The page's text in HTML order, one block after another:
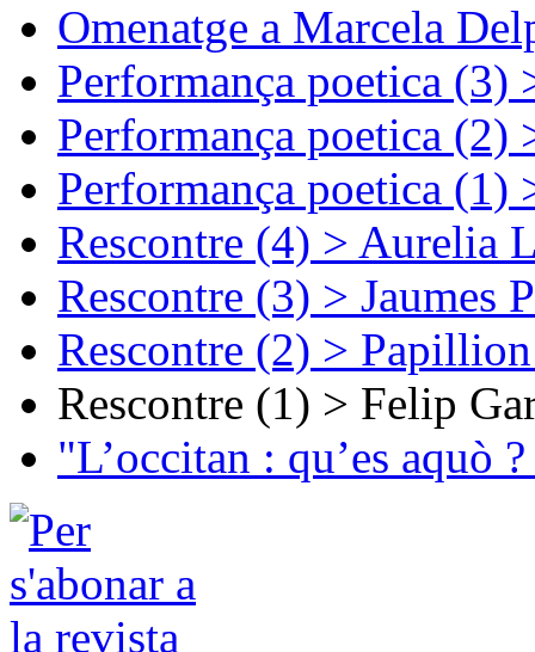
Omenatge a Marcela
Performança poetica (3)
Performança poetica (2)
Performança poetica (1)
Rescontre (4) > Aurelia
Rescontre (3) > Jaumes
Rescontre (2) >
Rescontre (1) > Felip
"L’occitan : qu’es aquò